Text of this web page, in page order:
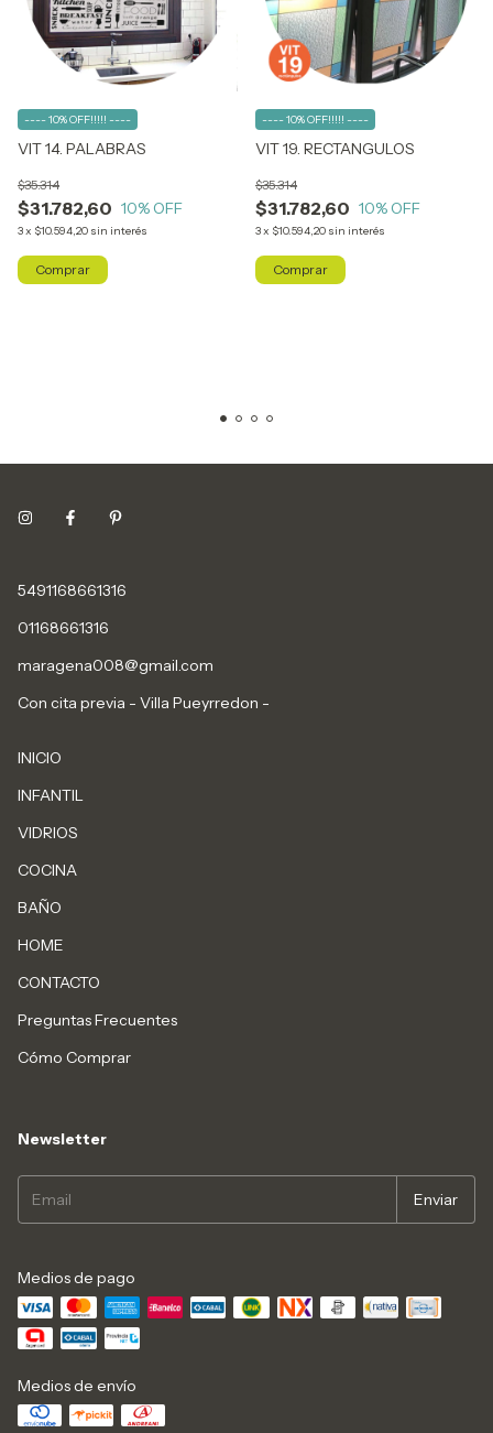
VIT 14. PALABRAS
$31.782,60
$35.314
10% OFF
3x $10.594,20 sin interés
---- 10% OFF!!!!! ----
Comprar
VIT 19. RECTANGULOS
$31.782,60
$35.314
10% OFF
3x $10.594,20 sin interés
---- 10% OFF!!!!! ----
Comprar
5491168661316
01168661316
maragena008@gmail.com
Con cita previa - Villa Pueyrredon -
INICIO
INFANTIL
VIDRIOS
COCINA
BAÑO
HOME
CONTACTO
Preguntas Frecuentes
Cómo Comprar
Newsletter
Medios de pago
Medios de envío